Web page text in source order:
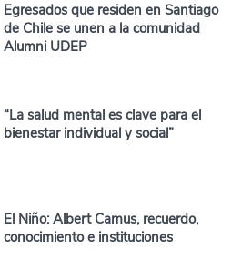
Egresados que residen en Santiago
de Chile se unen a la comunidad
Alumni UDEP
“La salud mental es clave para el
bienestar individual y social”
El Niño: Albert Camus, recuerdo,
conocimiento e instituciones